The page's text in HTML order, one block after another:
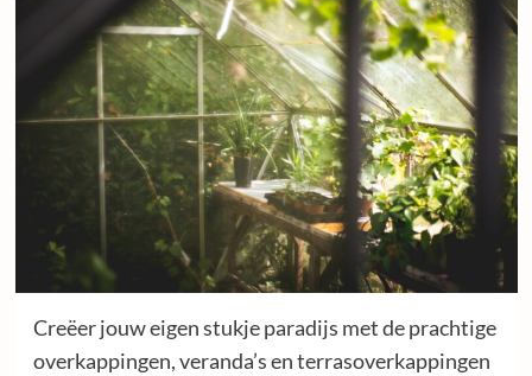
Creëer jouw eigen stukje paradijs met de prachtige
overkappingen, veranda’s en terrasoverkappingen